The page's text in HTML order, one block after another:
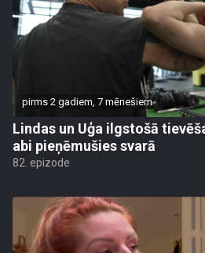
pirms 2 gadiem, 7 mēnešiem
Lindas un Uģa ilgstošā
abi pieņēmušies svarā
82. epizode